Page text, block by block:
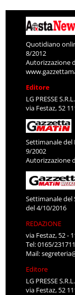
Quotidiano
8/2012
Autorizzazione
Editore
LG PRESSE S.R.L.
via Festaz, 52
Settimanale del
9/2002
Autorizzazione
Settimanale del
del 4/10/2016
REDAZIONE
via Festaz, 52 -
Tel: 0165/
Mail:
Editore
LG PRESSE S.R.L.
via Festaz, 52